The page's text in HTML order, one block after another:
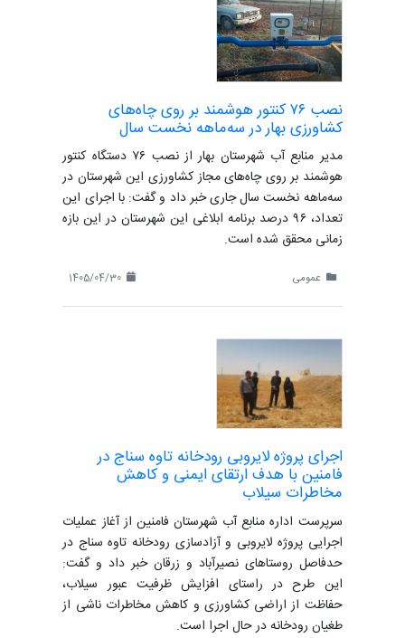
نصب ۷۶ کنتور هوشمند بر روی چاه‌های
کشاورزی بهار در سه‌ماهه نخست سال
مدیر منابع آب شهرستان بهار از نصب ۷۶ دستگاه کنتور
هوشمند بر روی چاه‌های مجاز کشاورزی این شهرستان در
سه‌ماهه نخست سال جاری خبر داد و گفت: با اجرای این
تعداد، ۹۶ درصد برنامه ابلاغی این شهرستان در این بازه
زمانی محقق شده است.
عمومی
اجرای پروژه لایروبی رودخانه تاوه سناج در
فامنین با هدف ارتقای ایمنی و کاهش
مخاطرات سیلاب
سرپرست اداره منابع آب شهرستان فامنین از آغاز عملیات
اجرایی پروژه لایروبی و آزادسازی رودخانه تاوه سناج در
حدفاصل روستاهای نصیرآباد و زرقان خبر داد و گفت:
این طرح در راستای افزایش ظرفیت عبور سیلاب،
حفاظت از اراضی کشاورزی و کاهش مخاطرات ناشی از
طغیان رودخانه در حال اجرا است.